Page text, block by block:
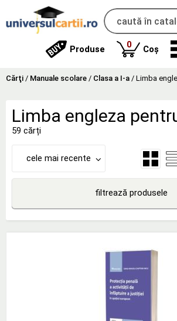
Produse 0produse
Coș
Cărţi / Manuale scolare / Clasa a I-a / Limba
Limba engleza
59 cărți
cele mai recente
filtrează produsele